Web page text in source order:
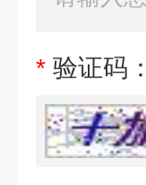
* 验证码：